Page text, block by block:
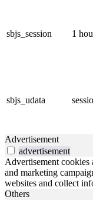
sbjs_session 1
sbjs_udata
Advertisement
advertisement
Advertisement cookies
and marketing
websites and collect
Others